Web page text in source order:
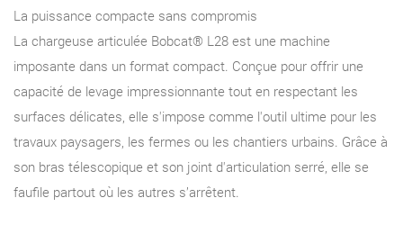
La puissance compacte sans compromis
La chargeuse articulée Bobcat® L28 est une machine
imposante dans un format compact. Conçue pour offrir une
capacité de levage impressionnante tout en respectant les
surfaces délicates, elle s'impose comme l'outil ultime pour les
travaux paysagers, les fermes ou les chantiers urbains. Grâce à
son bras télescopique et son joint d'articulation serré, elle se
faufile partout où les autres s’arrêtent.